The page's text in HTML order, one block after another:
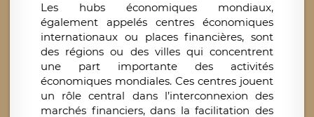
Les hubs économiques mondiaux,
également appelés centres économiques
internationaux ou places financières, sont
des régions ou des villes qui concentrent
une part importante des activités
économiques mondiales. Ces centres jouent
un rôle central dans l’interconnexion des
marchés financiers, dans la facilitation des